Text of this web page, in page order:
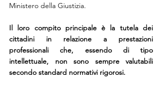
Ministero della Giustizia.
Il loro compito principale è la tutela dei
cittadini in relazione a prestazioni
professionali che, essendo di tipo
intellettuale, non sono sempre valutabili
secondo standard normativi rigorosi.